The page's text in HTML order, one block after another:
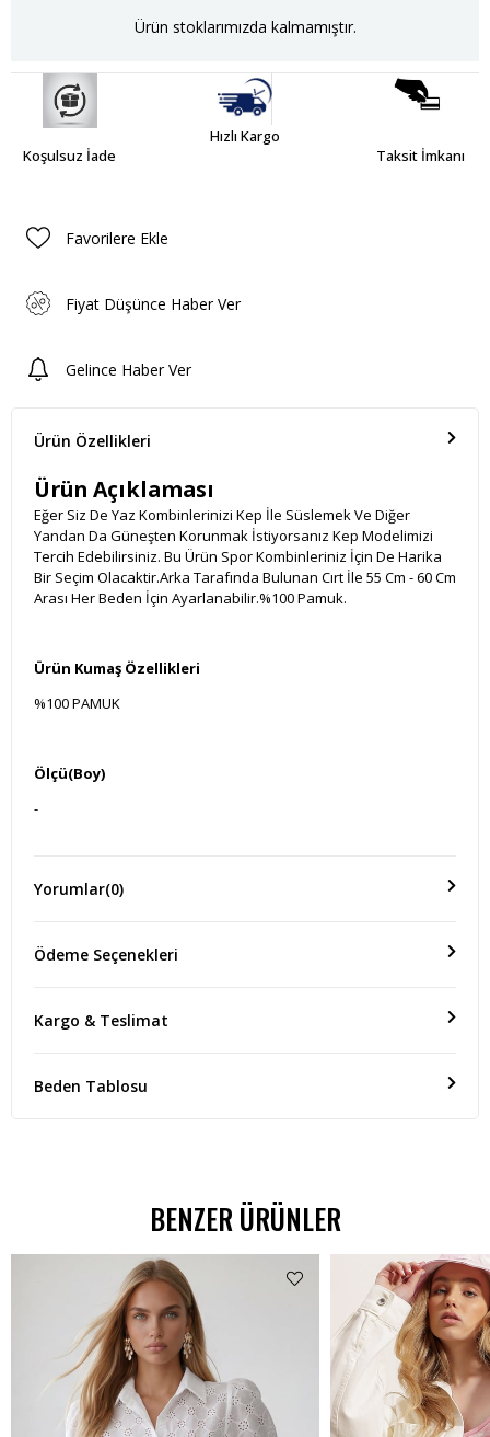
Ürün stoklarımızda kalmamıştır.
Koşulsuz İade
Hızlı Kargo
Taksit İmkanı
Favorilere Ekle
Fiyat Düşünce Haber Ver
Gelince Haber Ver
Ürün Özellikleri
Ürün Açıklaması
Eğer Siz De Yaz Kombinlerinizi Kep İle Süslemek Ve Diğer
Yandan Da Güneşten Korunmak İstiyorsanız Kep Modelimizi
Tercih Edebilirsiniz. Bu Ürün Spor Kombinleriniz İçin De Harika
Bir Seçim Olacaktir.Arka Tarafında Bulunan Cırt İle 55 Cm - 60 Cm
Arası Her Beden İçin Ayarlanabilir.%100 Pamuk.
Ürün Kumaş Özellikleri
%100 PAMUK
Ölçü(Boy)
-
Yorumlar(0)
Ödeme Seçenekleri
Kargo & Teslimat
Beden Tablosu
BENZER ÜRÜNLER
%62 İNDİRİM
₺299,00
₺538,99